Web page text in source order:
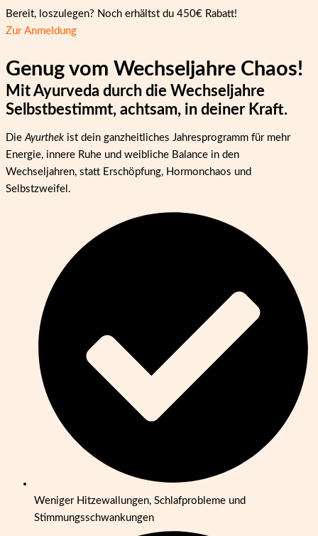
Bereit, loszulegen? Noch erhältst du 450€ Rabatt!
Zur Anmeldung
Genug vom Wechseljahre Chaos!
Mit Ayurveda durch die Wechseljahre
Selbstbestimmt, achtsam, in deiner Kraft.
Die Ayurthek ist dein ganzheitliches Jahresprogramm für mehr
Energie, innere Ruhe und weibliche Balance in den
Wechseljahren, statt Erschöpfung, Hormonchaos und
Selbstzweifel.
Weniger Hitzewallungen, Schlafprobleme und
Stimmungsschwankungen